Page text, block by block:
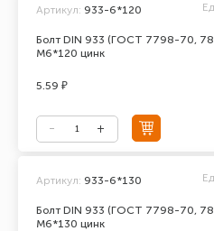
Болт DIN 933 (ГОСТ 7798-70,
М6*120 цинк
Артикул: 933-6*120
5.59 ₽
Болт DIN 933 (ГОСТ 7798-70,
М6*130 цинк
Артикул: 933-6*130